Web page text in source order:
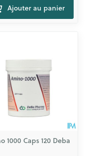
Ajouter au panier
1000 Caps 120 Deba